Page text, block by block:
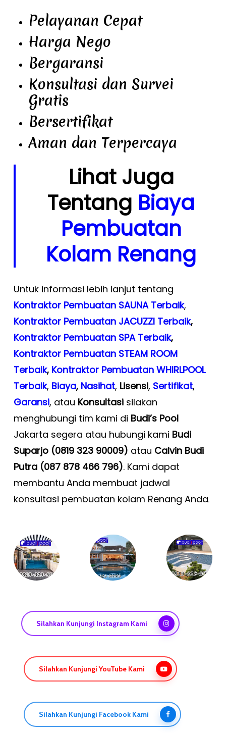
Pelayanan Cepat
Harga Nego
Bergaransi
Konsultasi dan Survei
Gratis
Bersertifikat
Aman dan Terpercaya
Lihat Juga
Tentang Biaya
Pembuatan
Kolam Renang
Untuk informasi lebih lanjut tentang
Kontraktor Pembuatan SAUNA Terbaik,
Kontraktor Pembuatan JACUZZI Terbaik,
Kontraktor Pembuatan SPA Terbaik,
Kontraktor Pembuatan STEAM ROOM
Terbaik, Kontraktor Pembuatan WHIRLPOOL
Terbaik, Biaya, Nasihat, Lisensi, Sertifikat,
Garansi, atau Konsultasisilakan
menghubungi tim kami di Budi’s Pool
Jakarta segera atau hubungi kami Budi
Suparjo (0819 323 90009) atau Calvin Budi
Putra (087 878 466 796). Kami dapat
membantu Anda membuat jadwal
konsultasi pembuatan kolam Renang Anda.
Silahkan Kunjungi Instagram Kami
Silahkan Kunjungi YouTube Kami
Silahkan Kunjungi Facebook Kami